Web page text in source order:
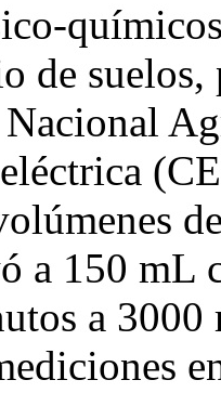
de
a 150 mL
a 3000